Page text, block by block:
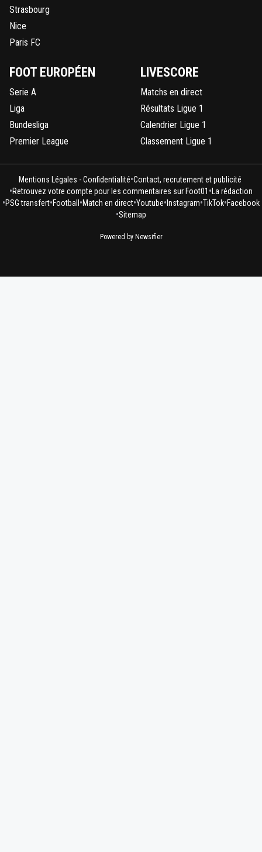
Strasbourg
Nice
Paris FC
FOOT EUROPÉEN
Serie A
Liga
Bundesliga
Premier League
LIVESCORE
Matchs en direct
Résultats Ligue 1
Calendrier Ligue 1
Classement Ligue 1
Mentions Légales - Confidentialité•Contact, recrutement et publicité
•Retrouvez votre compte pour les commentaires sur Foot01 •La rédaction
•PSG transfert•Football •Match en direct•Youtube• Instagram•TikTok•Facebook
•Sitemap
Powered by Newsifier